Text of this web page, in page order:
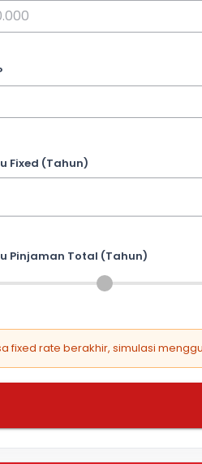
Fixed (Tahun)
Pinjaman Total (Tahun)
fixed rate berakhir, simulasi